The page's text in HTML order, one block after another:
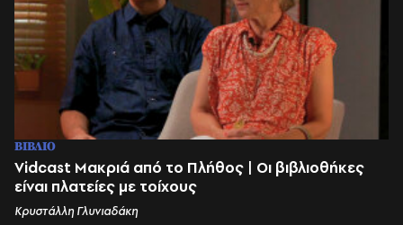
ΒΙΒΛΙΟ
Vidcast Μακριά από το Πλήθος | Οι βιβλιοθήκες
είναι πλατείες με τοίχους
Κρυστάλλη Γλυνιαδάκη